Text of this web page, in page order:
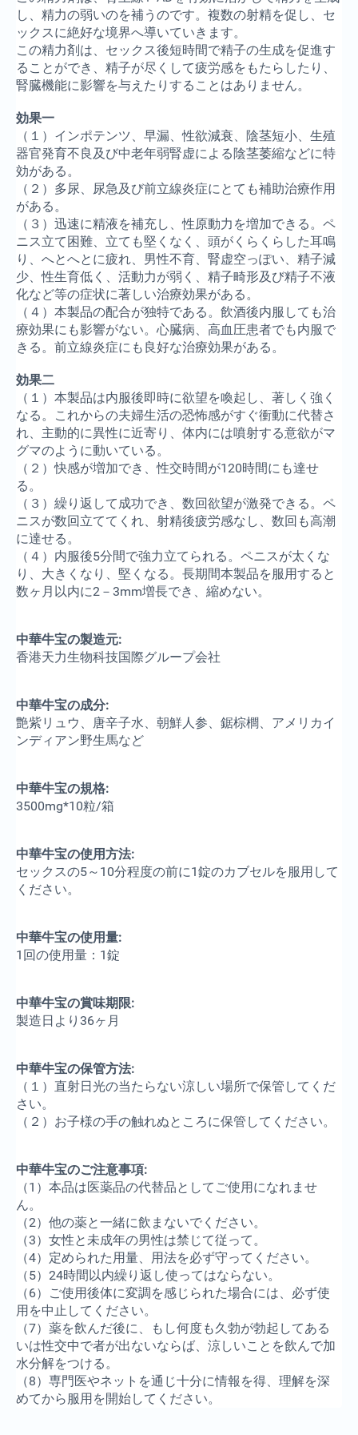
し、精力の弱いのを補うのです。複数の射精を促し、セ
ックスに絶好な境界へ導いていきます。
この精力剤は、セックス後短時間で精子の生成を促進す
ることができ、精子が尽くして疲労感をもたらしたり、
腎臓機能に影響を与えたりすることはありません。
効果一
（１）インポテンツ、早漏、性欲減衰、陰茎短小、生殖
器官発育不良及び中老年弱腎虚による陰茎萎縮などに特
効がある。
（２）多尿、尿急及び前立線炎症にとても補助治療作用
がある。
（３）迅速に精液を補充し、性原動力を増加できる。ペ
ニス立て困難、立ても堅くなく、頭がくらくらした耳鳴
り、へとへとに疲れ、男性不育、腎虚空っぽい、精子減
少、性生育低く、活動力が弱く、精子畸形及び精子不液
化など等の症状に著しい治療効果がある。
（４）本製品の配合が独特である。飲酒後内服しても治
療効果にも影響がない。心臓病、高血圧患者でも内服で
きる。前立線炎症にも良好な治療効果がある。
効果二
（１）本製品は内服後即時に欲望を喚起し、著しく強く
なる。これからの夫婦生活の恐怖感がすぐ衝動に代替さ
れ、主動的に異性に近寄り、体内には噴射する意欲がマ
グマのように動いている。
（２）快感が増加でき、性交時間が120時間にも達せ
る。
（３）繰り返して成功でき、数回欲望が激発できる。ペ
ニスが数回立ててくれ、射精後疲労感なし、数回も高潮
に達せる。
（４）内服後5分間で強力立てられる。ペニスが太くな
り、大きくなり、堅くなる。長期間本製品を服用すると
数ヶ月以内に2－3mm増長でき、縮めない。
中華牛宝の製造元:
香港天力生物科技国際グループ会社
中華牛宝の成分:
艶紫リュウ、唐辛子水、朝鮮人参、鋸棕櫚、アメリカイ
ンディアン野生馬など
中華牛宝の規格:
3500mg*10粒/箱
中華牛宝の使用方法:
セックスの5～10分程度の前に1錠のカブセルを服用して
ください。
中華牛宝の使用量:
1回の使用量：1錠
中華牛宝の賞味期限:
製造日より36ヶ月
中華牛宝の保管方法:
（１）直射日光の当たらない涼しい場所で保管してくだ
さい。
（２）お子様の手の触れぬところに保管してください。
中華牛宝のご注意事項:
（1）本品は医薬品の代替品としてご使用になれませ
ん。
（2）他の薬と一緒に飲まないでください。
（3）女性と未成年の男性は禁じて従って。
（4）定められた用量、用法を必ず守ってください。
（5）24時間以内繰り返し使ってはならない。
（6）ご使用後体に変調を感じられた場合には、必ず使
用を中止してください。
（7）薬を飲んだ後に、もし何度も久勃が勃起してある
いは性交中で者が出ないならば、涼しいことを飲んで加
水分解をつける。
（8）専門医やネットを通じ十分に情報を得、理解を深
めてから服用を開始してください。